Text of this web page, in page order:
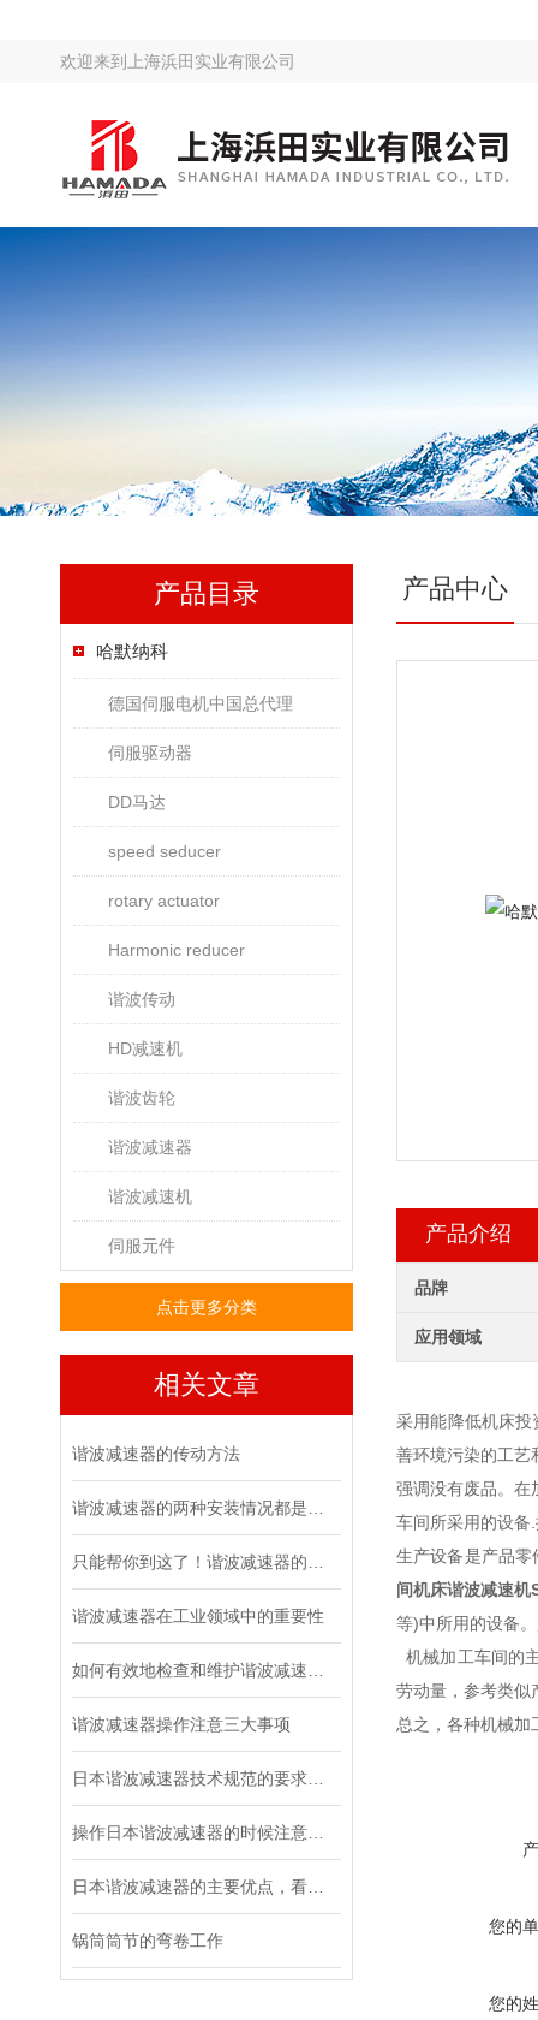
欢迎来到 上海浜田实业有限公司
产品目录
哈默纳科
德国伺服电机中国总代理
伺服驱动器
DD马达
speed seducer
rotary actuator
Harmonic reducer
谐波传动
HD减速机
谐波齿轮
谐波减速器
谐波减速机
伺服元件
点击更多分类
相关文章
谐波减速器的传动方法
谐波减速器在工业领域中的重要性
谐波减速器操作注意三大事项
锅筒筒节的弯卷工作
产品中心
产品介绍
品牌
应用领域
采用能降低机床
善环境污染的工艺
强调没有废品。在
车间所采用的设备
生产设备是产品
间机床谐波减速机
等)中所用的设备
机械加工车间的
劳动量，参考类似
总之，各种机械加
您的
您的